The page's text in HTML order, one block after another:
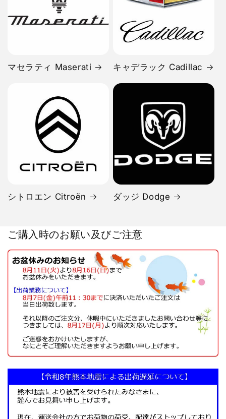
マセラティ Maserati キャデラック Cadillac
シトロエン Citroën ダッジ Dodge
ご購入時のお願い及びご注意